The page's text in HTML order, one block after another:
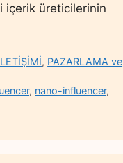
içerik üreticilerinin
, PAZARLAMA ve
, nano-influencer,